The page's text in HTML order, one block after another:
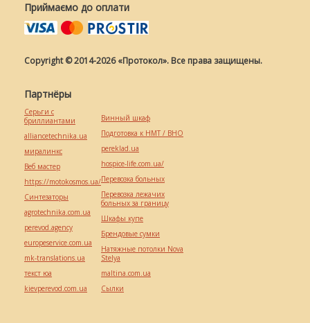
Приймаємо до оплати
Copyright © 2014-2026 «Протокол». Все права защищены.
Партнёры
Серьги с
бриллиантами
alliancetechnika.ua
миралинкс
Веб мастер
https://motokosmos.ua/
Синтезаторы
agrotechnika.com.ua
perevod.agency
europeservice.com.ua
mk-translations.ua
текст юа
kievperevod.com.ua
Винный шкаф
Подготовка к НМТ / ВНО
pereklad.ua
hospice-life.com.ua/
Перевозка больных
Перевозка лежачих
больных за границу
Шкафы купе
Брендовые сумки
Натяжные потолки Nova
Stelya
maltina.com.ua
Cылки